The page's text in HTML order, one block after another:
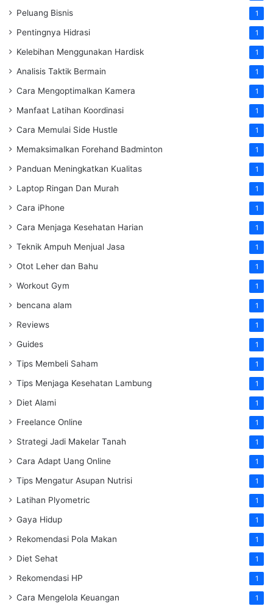
Peluang Bisnis 1
Pentingnya Hidrasi 1
Kelebihan Menggunakan Hardisk 1
Analisis Taktik Bermain 1
Cara Mengoptimalkan Kamera 1
Manfaat Latihan Koordinasi 1
Cara Memulai Side Hustle 1
Memaksimalkan Forehand Badminton 1
Panduan Meningkatkan Kualitas 1
Laptop Ringan Dan Murah 1
Cara iPhone 1
Cara Menjaga Kesehatan Harian 1
Teknik Ampuh Menjual Jasa 1
Otot Leher dan Bahu 1
Workout Gym 1
bencana alam 1
Reviews 1
Guides 1
Tips Membeli Saham 1
Tips Menjaga Kesehatan Lambung 1
Diet Alami 1
Freelance Online 1
Strategi Jadi Makelar Tanah 1
Cara Adapt Uang Online 1
Tips Mengatur Asupan Nutrisi 1
Latihan Plyometric 1
Gaya Hidup 1
Rekomendasi Pola Makan 1
Diet Sehat 1
Rekomendasi HP 1
Cara Mengelola Keuangan 1